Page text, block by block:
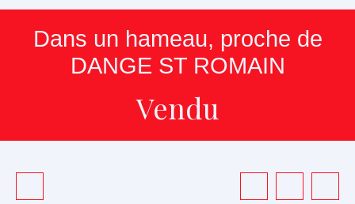
Dans un hameau, proche de
DANGE ST ROMAIN
Vendu